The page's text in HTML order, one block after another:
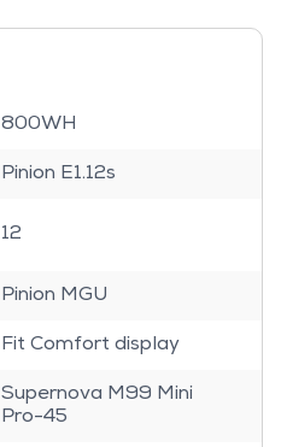
800WH
Pinion E1.12s
12
Pinion MGU
Fit Comfort display
Supernova M99 Mini
Pro-45